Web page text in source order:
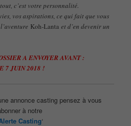
c’est votre personnalité.
vos aspirations, ce qui fait que vous
Koh-Lanta et d’en devenir un
A ENVOYER AVANT :
7 JUIN 2018 !
annonce casting pensez à vous
à notre
Casting‘